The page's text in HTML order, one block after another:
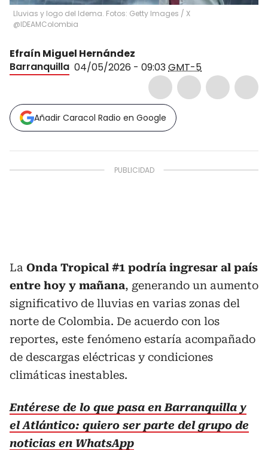
Lluvias y logo del Idema. Fotos: Getty Images / X
@IDEAMColombia
Efraín Miguel Hernández
Barranquilla 04/05/2026 - 09:03GMT-5
Añadir Caracol Radio en Google
La Onda Tropical #1 podría ingresar al país
entre hoy y mañana, generando un aumento
significativo de lluvias en varias zonas del
norte de Colombia. De acuerdo con los
reportes, este fenómeno estaría acompañado
de descargas eléctricas y condiciones
climáticas inestables.
Entérese de lo que pasa en Barranquilla y
el Atlántico: quiero ser parte del grupo de
noticias en WhatsApp